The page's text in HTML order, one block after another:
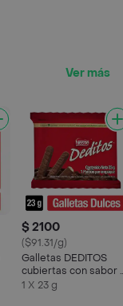
Ver más
$ 2100
($91.31/g)
Galletas DEDITOS
cubiertas con sabor
chocolate x 23g
1 X 23 g